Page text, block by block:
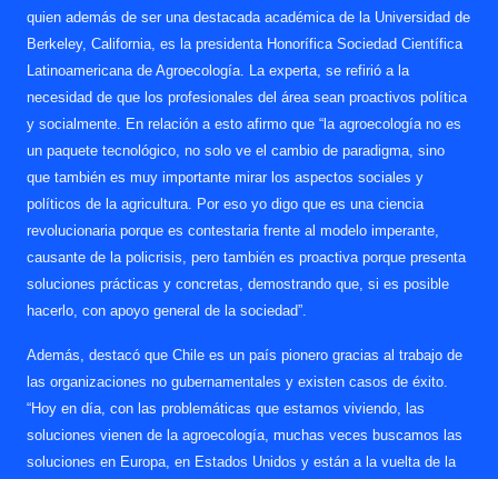
quien además de ser una destacada académica de la Universidad de
Berkeley, California, es la presidenta Honorífica Sociedad Científica
Latinoamericana de Agroecología. La experta, se refirió a la
necesidad de que los profesionales del área sean proactivos política
y socialmente. En relación a esto afirmo que “la agroecología no es
un paquete tecnológico, no solo ve el cambio de paradigma, sino
que también es muy importante mirar los aspectos sociales y
políticos de la agricultura. Por eso yo digo que es una ciencia
revolucionaria porque es contestaria frente al modelo imperante,
causante de la policrisis, pero también es proactiva porque presenta
soluciones prácticas y concretas, demostrando que, si es posible
hacerlo, con apoyo general de la sociedad”.
Además, destacó que Chile es un país pionero gracias al trabajo de
las organizaciones no gubernamentales y existen casos de éxito.
“Hoy en día, con las problemáticas que estamos viviendo, las
soluciones vienen de la agroecología, muchas veces buscamos las
soluciones en Europa, en Estados Unidos y están a la vuelta de la